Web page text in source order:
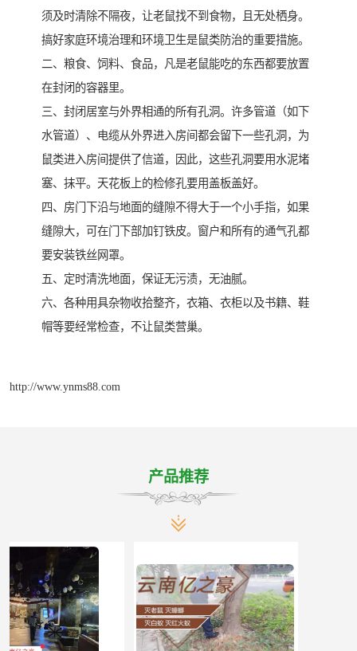
须及时清除不隔夜，让老鼠找不到食物，且无处栖身。
搞好家庭环境治理和环境卫生是鼠类防治的重要措施。
二、粮食、饲料、食品，凡是老鼠能吃的东西都要放置
在封闭的容器里。
三、封闭居室与外界相通的所有孔洞。许多管道（如下
水管道）、电缆从外界进入房间都会留下一些孔洞，为
鼠类进入房间提供了信道，因此，这些孔洞要用水泥堵
塞、抹平。天花板上的检修孔要用盖板盖好。
四、房门下沿与地面的缝隙不得大于一个小手指，如果
缝隙大，可在门下部加钉铁皮。窗户和所有的通气孔都
要安装铁丝网罩。
五、定时清洗地面，保证无污渍，无油腻。
六、各种用具杂物收拾整齐，衣箱、衣柜以及书籍、鞋
帽等要经常检查，不让鼠类营巢。
http://www.ynms88.com
产品推荐